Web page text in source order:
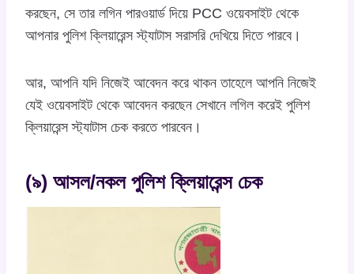
করছেন, সে তার লগিন পারওয়ার্ড দিয়ে PCC ওয়েবসাইট থেকে
আপনার পুলিশ ক্লিয়ারেন্স স্ট্যাটাস সরাসরি দেখিয়ে দিতে পারবে।
আর, আপনি যদি নিজেই আবেদন করে থাকন তাহেলে আপনি নিজেই
যেই ওয়েবসাইট থেকে আবেদন করছেন সেখানে লগিল করেই পুলিশ
ক্লিয়ারেন্স স্ট্যাটাস চেক করতে পারবেন।
(৯) আসল/নকল পুলিশ ক্লিয়ারেন্স চেক